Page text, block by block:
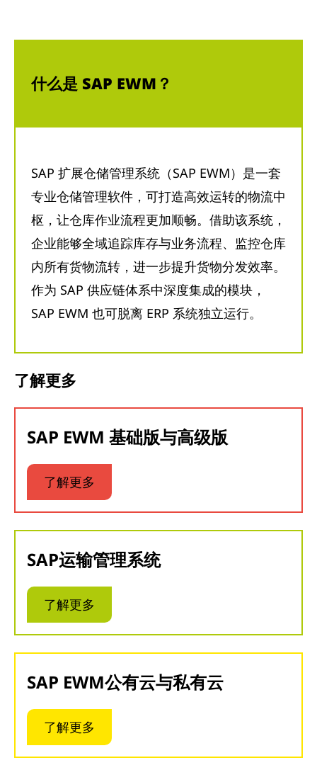
什么是 SAP EWM？
SAP 扩展仓储管理系统（SAP EWM）是一套
专业仓储管理软件，可打造高效运转的物流中
枢，让仓库作业流程更加顺畅。借助该系统，
企业能够全域追踪库存与业务流程、监控仓库
内所有货物流转，进一步提升货物分发效率。
作为 SAP 供应链体系中深度集成的模块，
SAP EWM 也可脱离 ERP 系统独立运行。
了解更多
SAP EWM 基础版与高级版
了解更多
SAP运输管理系统
了解更多
SAP EWM公有云与私有云
了解更多